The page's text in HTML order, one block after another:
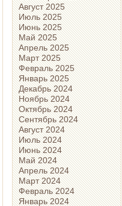
Август 2025
Июль 2025
Июнь 2025
Май 2025
Апрель 2025
Март 2025
Февраль 2025
Январь 2025
Декабрь 2024
Ноябрь 2024
Октябрь 2024
Сентябрь 2024
Август 2024
Июль 2024
Июнь 2024
Май 2024
Апрель 2024
Март 2024
Февраль 2024
Январь 2024